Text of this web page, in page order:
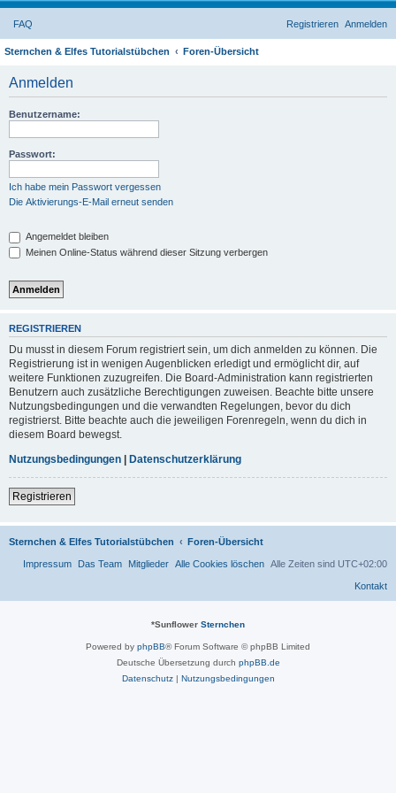
FAQ Anmelden
Registrieren
Sternchen & Elfes Tutorialstübchen Foren-Übersicht
Anmelden
Benutzername:
Passwort:
Ich habe mein Passwort vergessen
Die Aktivierungs-E-Mail erneut senden
Angemeldet bleiben
Meinen Online-Status während dieser Sitzung verbergen
REGISTRIEREN
Du musst in diesem Forum registriert sein, um dich anmelden zu können. Die
Registrierung ist in wenigen Augenblicken erledigt und ermöglicht dir, auf
weitere Funktionen zuzugreifen. Die Board-Administration kann registrierten
Benutzern auch zusätzliche Berechtigungen zuweisen. Beachte bitte unsere
Nutzungsbedingungen und die verwandten Regelungen, bevor du dich
registrierst. Bitte beachte auch die jeweiligen Forenregeln, wenn du dich in
diesem Board bewegst.
Nutzungsbedingungen | Datenschutzerklärung
Registrieren
Sternchen & Elfes Tutorialstübchen Foren-Übersicht
Alle Zeiten sind UTC+02:00
Alle Cookies löschen
Mitglieder
Das Team
Impressum
Kontakt
*Sunflower Sternchen
Powered by phpBB® Forum Software © phpBB Limited
Deutsche Übersetzung durch phpBB.de
Datenschutz| Nutzungsbedingungen